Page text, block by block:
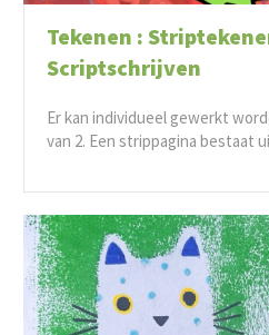
Tekenen :
Scriptschrijven
Er kan individueel gewerkt
van 2. Een strippagina bestaat